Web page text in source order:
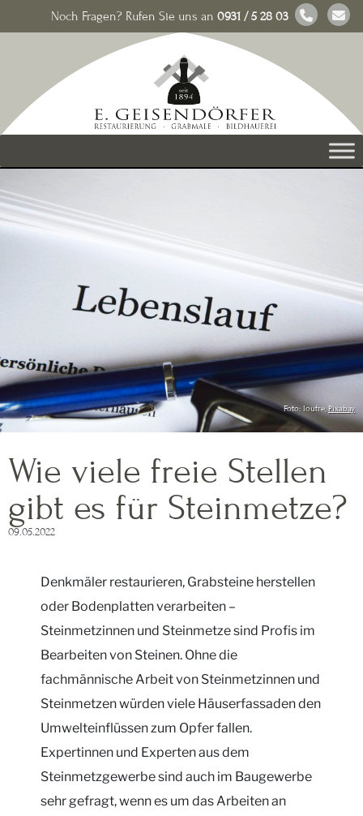
Noch Fragen? Rufen Sie uns an 0931 / 5 28 03
Foto: loufre,Pixabay
Wie viele freie Stellen
gibt es für Steinmetze?
09.05.2022
Denkmäler restaurieren, Grabsteine herstellen
oder Bodenplatten verarbeiten –
Steinmetzinnen und Steinmetze sind Profis im
Bearbeiten von Steinen. Ohne die
fachmännische Arbeit von Steinmetzinnen und
Steinmetzen würden viele Häuserfassaden den
Umwelteinflüssen zum Opfer fallen.
Expertinnen und Experten aus dem
Steinmetzgewerbe sind auch im Baugewerbe
sehr gefragt, wenn es um das Arbeiten an